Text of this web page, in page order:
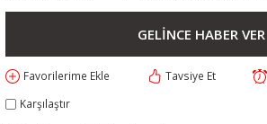
GELİNCE HABER VER
Tavsiye Et
Karşılaştır